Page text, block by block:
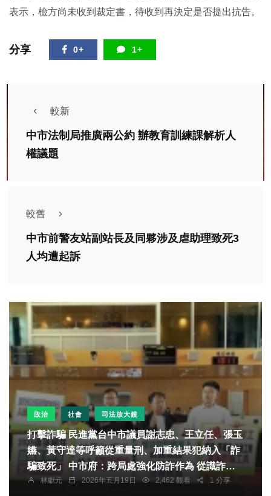
表示，檢方尚未收到裁定書，待收到再決定是否提出抗告。
分享 0+ 1+
較新
中市法制局推廣兩公約 辦教育訓練課解析人
權議題
較舊
中市前警友站副站長及同夥涉及虐助理致死3
人均遭起訴
政治 社會 司法放大鏡
打擊詐騙 民進黨台中市議員謝志忠、王立任、張玉
嬿、黃守達等呼籲從重量刑、加重結果犯納入「詐
騙致死」 中市府：跨局處強化防詐作為 從識詐宣
導到強力查緝 詐欺案件與財損較去年同期均雙降
林獻元 2026年五月19日 2,462 觀看 1 分享